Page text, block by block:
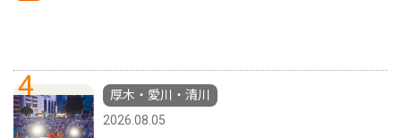
4
厚木・愛川・清川
2026.08.05